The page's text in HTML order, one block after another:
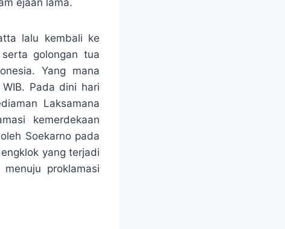
ejaan lama.
lalu kembali ke
golongan tua
Yang mana
Pada dini hari
Laksamana
kemerdekaan
Soekarno pada
yang terjadi
proklamasi